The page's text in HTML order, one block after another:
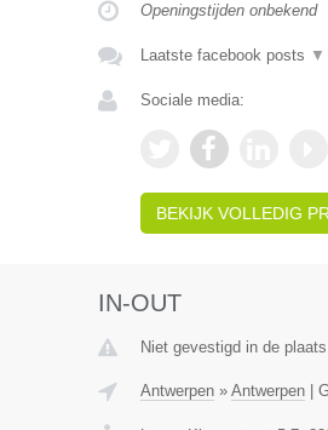
Openingstijden onbekend
Laatste facebook posts ▼
Sociale media:
BEKIJK VOLLEDIG
IN-OUT
Niet gevestigd in de
Antwerpen» Antwerpen|